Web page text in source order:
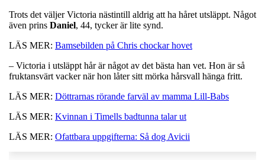
Trots det väljer Victoria nästintill aldrig att ha håret utsläppt. Något
även prins Daniel, 44, tycker är lite synd.
LÄS MER: Bamsebilden på Chris chockar hovet
– Victoria i utsläppt hår är något av det bästa han vet. Hon är så
fruktansvärt vacker när hon låter sitt mörka hårsvall hänga fritt.
LÄS MER: Döttrarnas rörande farväl av mamma Lill-Babs
LÄS MER: Kvinnan i Timells badtunna talar ut
LÄS MER: Ofattbara uppgifterna: Så dog Avicii